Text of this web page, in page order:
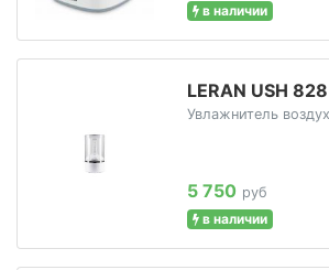
в наличии
LERAN USH 828
Увлажнитель
5 750 руб
в наличии